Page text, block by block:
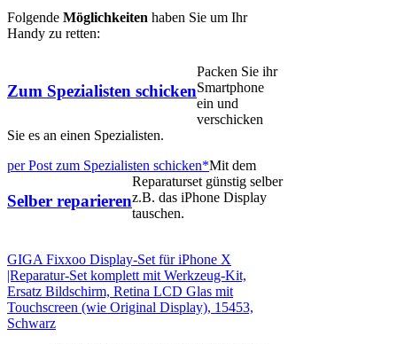
Folgende Möglichkeiten haben Sie um Ihr
Handy zu retten:
Zum Spezialisten schicken
Packen Sie ihr
Smartphone
ein und
verschicken
Sie es an einen Spezialisten.
per Post zum Spezialisten schicken*
Selber reparieren
Mit dem
Reparaturset günstig selber
z.B. das iPhone Display
tauschen.
GIGA Fixxoo Display-Set für iPhone X
|Reparatur-Set komplett mit Werkzeug-Kit,
Ersatz Bildschirm, Retina LCD Glas mit
Touchscreen (wie Original Display), 15453,
Schwarz